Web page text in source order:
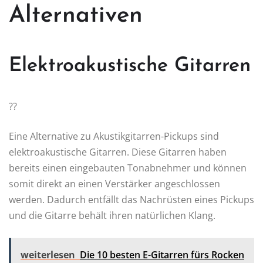
Alternativen
Elektroakustische Gitarren
??
Eine Alternative zu Akustikgitarren-Pickups sind
elektroakustische Gitarren. Diese Gitarren haben
bereits einen eingebauten Tonabnehmer und können
somit direkt an einen Verstärker angeschlossen
werden. Dadurch entfällt das Nachrüsten eines Pickups
und die Gitarre behält ihren natürlichen Klang.
weiterlesen Die 10 besten E-Gitarren fürs Rocken